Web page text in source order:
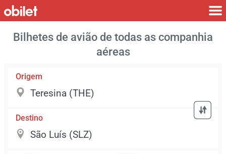
Bilhetes de avião de todas as companhia
aéreas
Origem
Destino